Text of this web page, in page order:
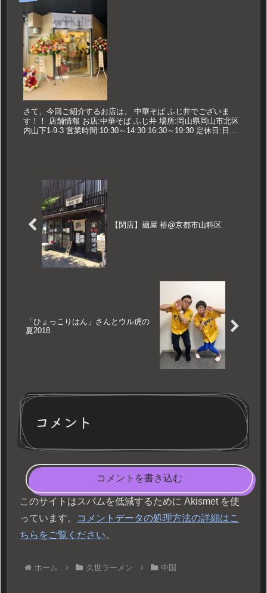
さて、今回ご紹介するお店は、 中華そば ふじ井でございま
す！！ 店舗情報 お店:中華そば ふじ井 場所:岡山県岡山市北区
内山下1-9-3 営業時間:10:30～14:30 16:30～19:30 定休日:日曜
【閉店】麺屋 裕@京都市山科区
「ひょっこりはん」さんとウル虎の
夏2018
コメント
コメントを書き込む
このサイトはスパムを低減するために Akismet を使
っています。
コメントデータの処理方法の詳細はこ
ちらをご覧ください。
ホーム 久世ラーメン 中国